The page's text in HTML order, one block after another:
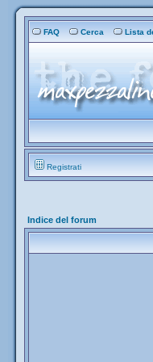
FAQ Cerca Lista
Registrati
Indice del forum